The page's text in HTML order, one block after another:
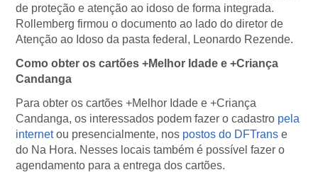
de proteção e atenção ao idoso de forma integrada.
Rollemberg firmou o documento ao lado do diretor de
Atenção ao Idoso da pasta federal, Leonardo Rezende.
Como obter os cartões +Melhor Idade e +Criança
Candanga
Para obter os cartões +Melhor Idade e +Criança
Candanga, os interessados podem fazer o cadastro pela
internetou presencialmente, nos postos do DFTrans e
do Na Hora. Nesses locais também é possível fazer o
agendamento para a entrega dos cartões.